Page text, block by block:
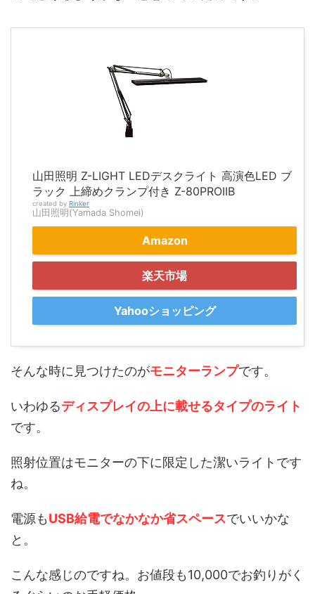
山田照明 Z-LIGHT LEDデスクライト 高演色LED ブ
ラック 上締めクランプ付き Z-80PROIIB
created by Rinker
山田照明(Yamada Shomei)
Amazon
楽天市場
Yahooショッピング
そんな時に見つけたのがモニターランプです。
いわゆるディスプレイの上に載せるタイプのライト
です。
照射位置はモニターの下に限定した潔いライトです
ね。
電源もUSB給電でなかなか省スペースでいいかな
と。
こんな感じのですね。お値段も10,000でお釣りがく